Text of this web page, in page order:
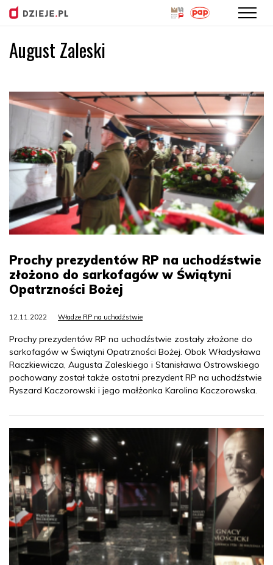
August Zaleski
Prochy prezydentów RP na uchodźstwie
złożono do sarkofagów w Świątyni
Opatrzności Bożej
12.11.2022 Władze RP na uchodźstwie
Prochy prezydentów RP na uchodźstwie zostały złożone do
sarkofagów w Świątyni Opatrzności Bożej. Obok Władysława
Raczkiewicza, Augusta Zaleskiego i Stanisława Ostrowskiego
pochowany został także ostatni prezydent RP na uchodźstwie
Ryszard Kaczorowski i jego małżonka Karolina Kaczorowska.